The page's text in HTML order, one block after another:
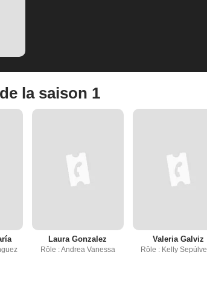
la saison 1
Laura Gonzalez
Rôle : Andrea Vanessa
Valeria Galviz
Rôle : Kelly